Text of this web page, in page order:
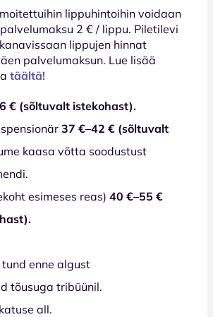
lippuhintoihin voidaan
2 € / lippu. Piletilevi
lippujen hinnat
palvelumaksun. Lue lisää
täältä!
€ (sõltuvalt istekohast).
37 €–42 € (sõltuvalt
kaasa võtta soodustust
esimeses reas) 40 €–55 €
enne algust
tõusuga tribüünil.
all.